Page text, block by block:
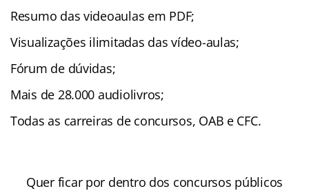
Resumo das videoaulas em PDF;
Visualizações ilimitadas das vídeo-aulas;
Fórum de dúvidas;
Mais de 28.000 audiolivros;
Todas as carreiras de concursos, OAB e CFC.
Quer ficar por dentro dos concursos públicos